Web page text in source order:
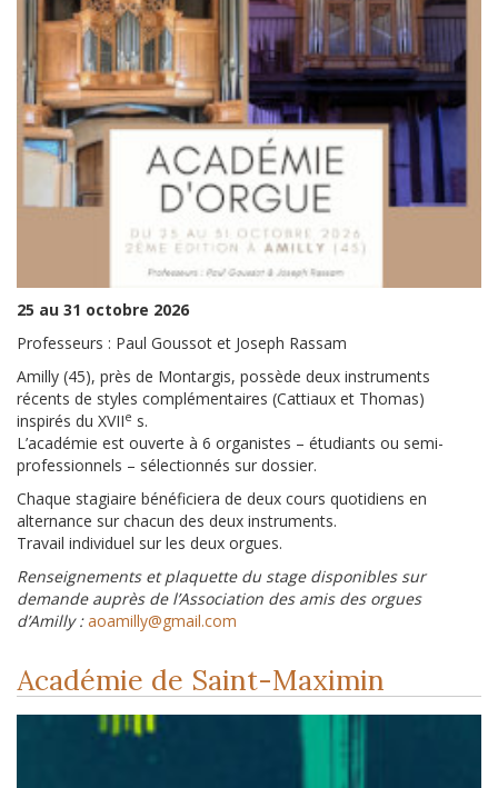
25 au 31 octobre 2026
Professeurs : Paul Goussot et Joseph Rassam
Amilly (45), près de Montargis, possède deux instruments
récents de styles complémentaires (Cattiaux et Thomas)
inspirés du XVIIe s.
L’académie est ouverte à 6 organistes – étudiants ou semi-
professionnels – sélectionnés sur dossier.
Chaque stagiaire bénéficiera de deux cours quotidiens en
alternance sur chacun des deux instruments.
Travail individuel sur les deux orgues.
Renseignements et plaquette du stage disponibles sur
demande auprès de l’Association des amis des orgues
d’Amilly : aoamilly@gmail.com
Académie de Saint-Maximin